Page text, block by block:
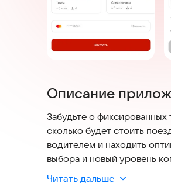
Описание
Забудьте о
сколько будет стоить
водителем и находить
выбора и новый уровень
Читать дальше